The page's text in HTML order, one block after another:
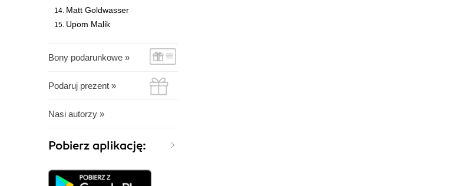
Matt Goldwasser
Upom Malik
Bony podarunkowe »
Podaruj prezent »
Nasi autorzy »
Pobierz aplikację: